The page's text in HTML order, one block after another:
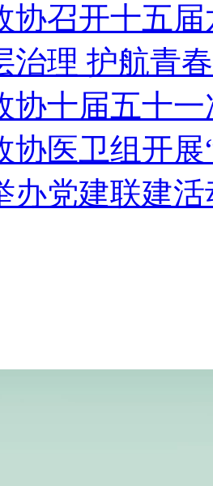
协召开十五
治理 护航青
协十届五十
协医卫组开
办党建联建活